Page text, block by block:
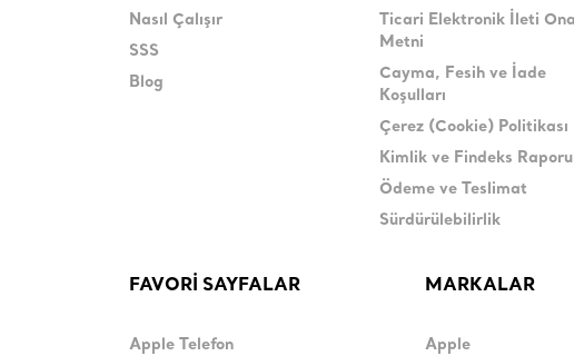
Nasıl Çalışır
SSS
Blog
Ticari Elektronik İleti
Metni
Cayma, Fesih ve İade
Koşulları
Çerez (Cookie) Politikası
Kimlik ve Findeks Raporu
Ödeme ve Teslimat
Sürdürülebilirlik
FAVORİ SAYFALAR
Apple Telefon
MARKALAR
Apple